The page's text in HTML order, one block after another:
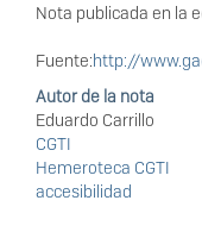
Nota publicada en la
Fuente:http://
Autor de la nota
Eduardo Carrillo
CGTI
Hemeroteca CGTI
accesibilidad